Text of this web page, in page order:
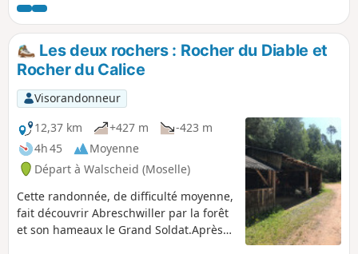
de 1999 est passée par là et le chemin est, à certains
endroits, complètement effacé. Le club Vosgien a redéfini
un nouvel itinéraire depuis Saint-Léon. J'ai préféré remonter
45 ans en arrière et vous proposer ma rétro-balade par le
chemin originel.
Les deux rochers : Rocher du Diable et
Rocher du Calice
Visorandonneur
12,37 km
+427 m
-423 m
4h 45
Moyenne
Départ à Walscheid (Moselle)
Cette randonnée, de difficulté moyenne,
fait découvrir Abreschwiller par la forêt
et son hameaux le Grand Soldat.Après